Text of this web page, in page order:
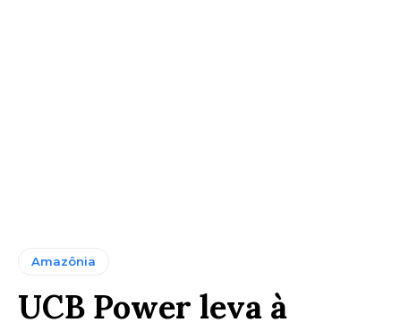
Amazônia
UCB Power leva à